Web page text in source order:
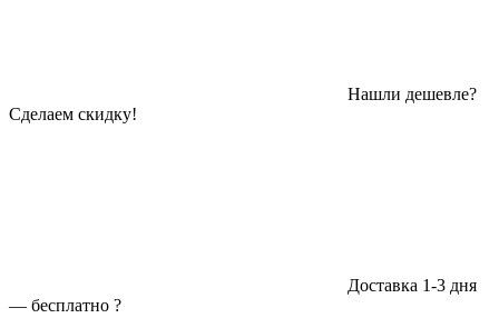
Нашли дешевле?
Сделаем скидку!
Доставка 1-3 дня
— бесплатно ?